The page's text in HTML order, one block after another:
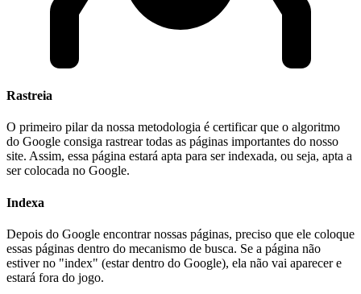
Rastreia
O primeiro pilar da nossa metodologia é certificar que o algoritmo
do Google consiga rastrear todas as páginas importantes do nosso
site. Assim, essa página estará apta para ser indexada, ou seja, apta a
ser colocada no Google.
Indexa
Depois do Google encontrar nossas páginas, preciso que ele coloque
essas páginas dentro do mecanismo de busca. Se a página não
estiver no "index" (estar dentro do Google), ela não vai aparecer e
estará fora do jogo.